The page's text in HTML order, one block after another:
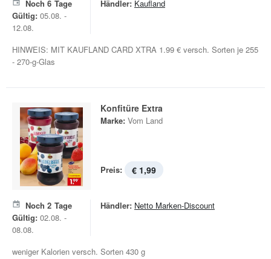
Noch 6 Tage
Gültig: 05.08. -
12.08.
Händler: Kaufland
HINWEIS: MIT KAUFLAND CARD XTRA 1.99 € versch. Sorten je 255
- 270-g-Glas
Konfitüre Extra
Marke: Vom Land
Preis: € 1,99
Noch 2 Tage
Gültig: 02.08. -
08.08.
Händler: Netto Marken-Discount
weniger Kalorien versch. Sorten 430 g